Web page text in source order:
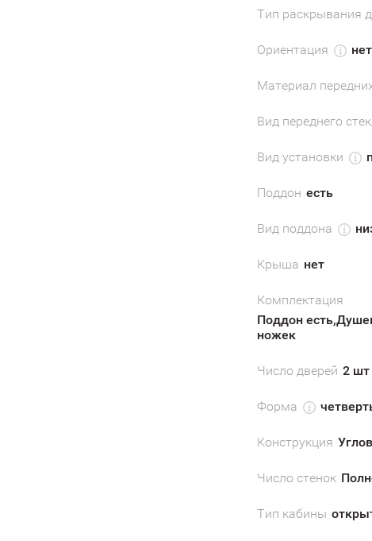
Тип раскрывания
Ориентация нет
Материал
Вид переднего
Вид установки
Поддон есть
Вид поддона
Крыша нет
Комплектация
Поддон
ножек
Число дверей 2 шт
Форма
Конструкция
Число стенок
Тип кабины